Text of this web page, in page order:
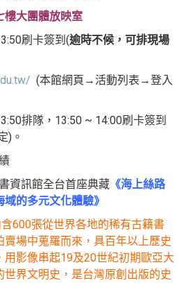
樓大團體放映室
刷卡簽到(逾時不候，可排現場
(本館網頁→活動列表→登入
排隊，13:50 ~ 14:00刷卡簽到
)。
資訊館全台首座典藏 《海上絲路
的多元文化體驗》
600張從世界各地的稀有古籍書
賣場中蒐羅而來，具百年以上歷史
用影像串起19及20世紀初期歐亞大
世界文明史，是台灣原創出版的史